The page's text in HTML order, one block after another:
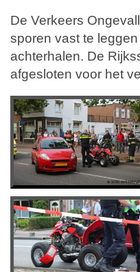
De Verkeers
sporen vast te
achterhalen. De
afgesloten voor het